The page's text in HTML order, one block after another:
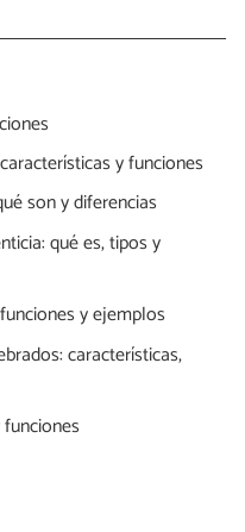
y funciones
son y diferencias
qué es, tipos y
y ejemplos
características,